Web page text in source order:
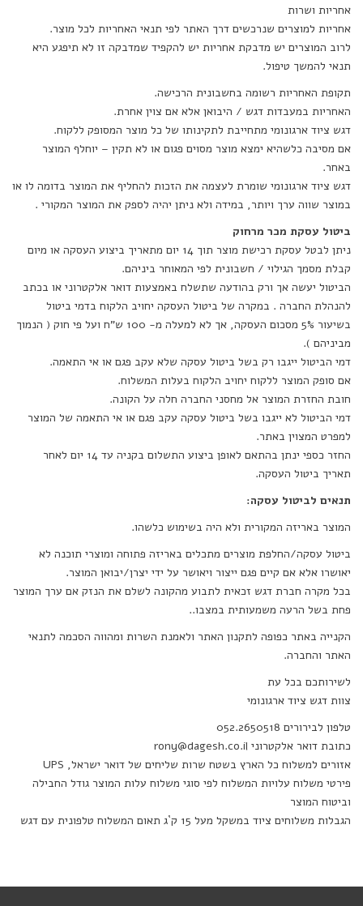
אחריות ושרות
אחריות למוצרים שנרכשים דרך האתר לפי תנאי האחריות לכל מוצר.
לרוב המוצרים יש מדבקת אחריות יש להקפיד שמדבקה זו לא תיפגע היא
תנאי להמשך טיפול.
תקופת האחריות רשומה בחשבונית הרכישה.
האחריות במעבדות דגש / היבואן אלא אם צוין אחרת.
דגש ציוד ארגונומי מתחייבת לתקינותו של כל מוצר המסופק ללקוח.
אם מסיבה כלשהיא ימצא מוצר מסוים פגום או לא תקין – יוחלף המוצר
באחר.
דגש ציוד ארגונומי שומרת לעצמה את הזכות להחליף את המוצר בדומה לו או
במוצר שווה ערך ויותר, במידה ולא ניתן יהיה לספק את המוצר המקורי .
ביטול עסקת מכר מרחוק
ניתן לבטל עסקת רכישת מוצר תוך 14 יום מתאריך ביצוע העסקה או מיום
קבלת מסמך הגילוי / חשבונית לפי המאוחר ביניהם.
הביטול יעשה אך ורק בהודעה שתשלח באמצעות דואר אלקטרוני או בכתב
להנהלת החברה . במקרה של ביטול העסקה יחויב הלקוח בדמי ביטול
בשיעור 5% מסכום העסקה, אך לא למעלה מ- 100 ש"ח ועל פי חוק ( הנמוך
מביניהם ).
דמי הביטול ייגבו רק בשל ביטול עסקה שלא עקב פגם או אי התאמה.
אם סופק המוצר ללקוח יחויב הלקוח בעלות המשלוח.
חובת החזרת המוצר אל מחסני החברה חלה על הקונה.
דמי הביטול לא ייגבו בשל ביטול עסקה עקב פגם או אי התאמה של המוצר
למפרט המצוין באתר.
החזר כספי ינתן בהתאם לאופן ביצוע התשלום בקניה עד 14 יום לאחר
תאריך ביטול העסקה.
תנאים לביטול עסקה:
המוצר באריזה המקורית ולא היה בשימוש כלשהו.
ביטול עסקה/החלפת מוצרים מתכלים באריזה פתוחה ומוצרי תוכנה לא
יאושרו אלא אם קיים פגם ייצור ויאושר על ידי יצרן/יבואן המוצר.
בכל מקרה חברת דגש זכאית לתבוע מהקונה לשלם את הנזק אם ערך המוצר
פחת בשל הרעה משמעותית במצבו..
הקנייה באתר כפופה לתקנון האתר ולאמנת השרות ומהווה הסכמה לתנאי
האתר והחברה.
לשירותכם בכל עת
צוות דגש ציוד ארגונומי
טלפון לבירורים 052.2650518
כתובת דואר אלקטרוני rony@dagesh.co.il
אזורים למשלוח כל הארץ בשטח שרות שליחים של דואר ישראל, UPS
פירטי משלוח עלויות המשלוח לפי סוגי משלוח עלות המוצר גודל החבילה
וביטוח המוצר
הגבלות משלוחים ציוד במשקל מעל 15 ק`ג תאום המשלוח טלפונית עם דגש